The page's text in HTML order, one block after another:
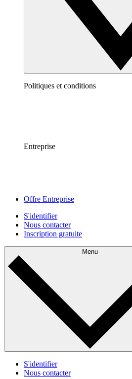
Politiques et conditions
Entreprise
Offre Entreprise
S'identifier
Nous contacter
Inscription gratuite
Menu
S'identifier
Nous contacter